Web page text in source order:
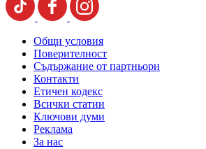
Общи условия
Поверителност
Съдържание от партньори
Контакти
Етичен кодекс
Всички статии
Ключови думи
Реклама
За нас